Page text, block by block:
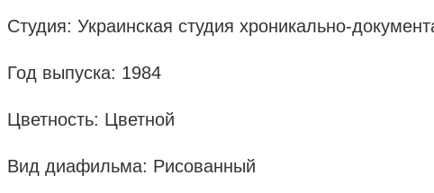
Студия: Украинская студия хроникально-
Год выпуска: 1984
Цветность: Цветной
Вид диафильма: Рисованный